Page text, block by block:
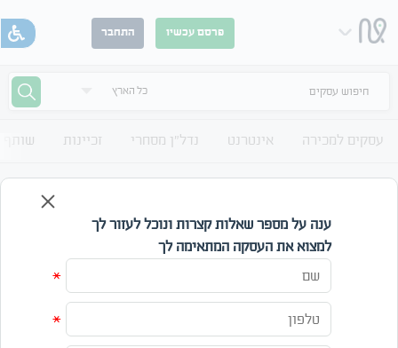
פרסם עכשיו התחבר
חיפוש עסקים
עסקים למכירה אינטרנט נדל"ן מסחרי זכיינות שותף
אזור
ענה על מספר שאלות קצרות ונוכל לעזור לך
למצוא את העסקה המתאימה לך
*
*